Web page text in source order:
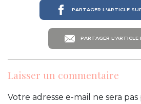
PARTAGER L'ARTICLE
PARTAGER L'ARTICLE
Laisser un commentaire
Votre adresse e-mail ne sera